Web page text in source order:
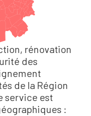
rénovation
des
de la Région
service est
: